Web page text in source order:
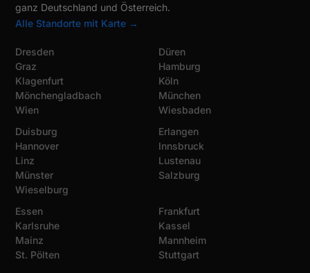
ganz Deutschland und Österreich.
Alle Standorte mit Karte →
Dresden
Graz
Klagenfurt
Mönchengladbach
Wien
Düren
Hamburg
Köln
München
Wiesbaden
Duisburg
Hannover
Linz
Münster
Wieselburg
Erlangen
Innsbruck
Lustenau
Salzburg
Essen
Karlsruhe
Mainz
St. Pölten
Frankfurt
Kassel
Mannheim
Stuttgart